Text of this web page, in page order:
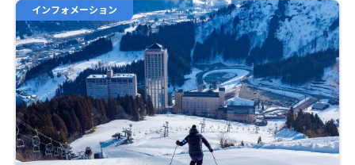
インフォメーション